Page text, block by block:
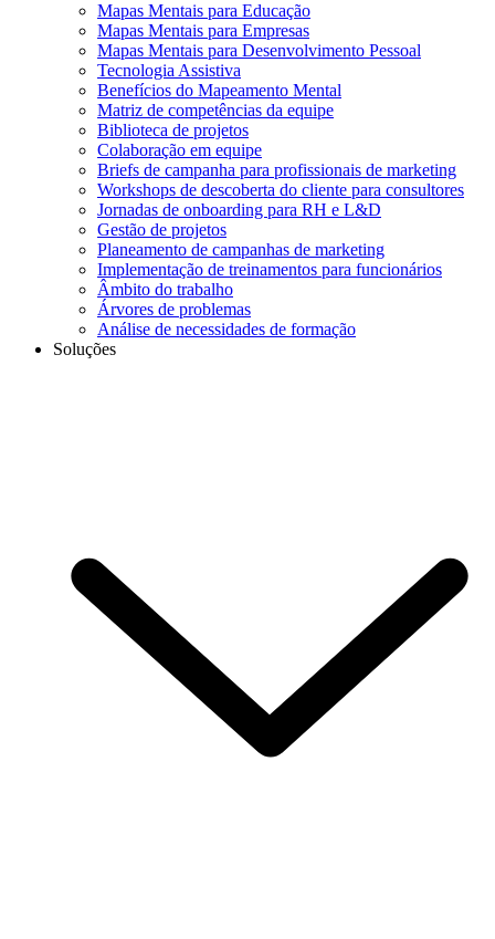
Mapas Mentais para Educação
Mapas Mentais para Empresas
Mapas Mentais para Desenvolvimento Pessoal
Tecnologia Assistiva
Benefícios do Mapeamento Mental
Matriz de competências da equipe
Biblioteca de projetos
Colaboração em equipe
Briefs de campanha para profissionais de marketing
Workshops de descoberta do cliente para consultores
Jornadas de onboarding para RH e L&D
Gestão de projetos
Planeamento de campanhas de marketing
Implementação de treinamentos para funcionários
Âmbito do trabalho
Árvores de problemas
Análise de necessidades de formação
Soluções